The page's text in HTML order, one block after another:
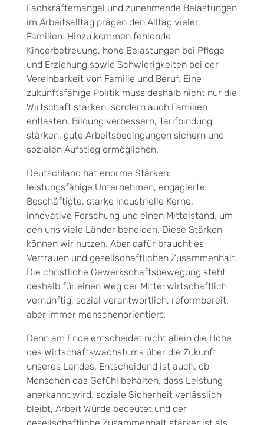
Fachkräftemangel und zunehmende Belastungen
im Arbeitsalltag prägen den Alltag vieler
Familien. Hinzu kommen fehlende
Kinderbetreuung, hohe Belastungen bei Pflege
und Erziehung sowie Schwierigkeiten bei der
Vereinbarkeit von Familie und Beruf. Eine
zukunftsfähige Politik muss des­halb nicht nur die
Wirtschaft stärken, sondern auch Familien
entlasten, Bildung verbessern, Tarifbindung
stärken, gute Arbeitsbedingungen sichern und
sozialen Aufstieg ermöglichen.
Deutschland hat enorme Stärken:
leistungsfähige Unternehmen, engagierte
Beschäftigte, starke indust­rielle Kerne,
innovative Forschung und einen Mittelstand, um
den uns viele Länder beneiden. Diese Stär­ken
können wir nutzen. Aber dafür braucht es
Vertrauen und gesellschaftlichen Zusammenhalt.
Die christliche Gewerkschaftsbewegung steht
deshalb für einen Weg der Mitte: wirtschaftlich
vernünftig, so­zial verantwortlich, reformbereit,
aber immer menschenorientiert.
Denn am Ende entscheidet nicht allein die Höhe
des Wirtschaftswachstums über die Zukunft
unseres Landes. Entscheidend ist auch, ob
Menschen das Gefühl behalten, dass Leistung
anerkannt wird, soziale Sicherheit verlässlich
bleibt, Arbeit Würde bedeutet und der
gesellschaftliche Zusammenhalt stärker ist als